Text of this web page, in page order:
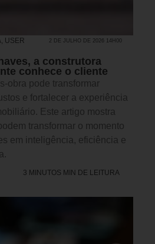
, USER
2 DE JULHO DE 2026 14H00
a construtora
conhece o cliente
obra pode transformar
e fortalecer a experiência
Este artigo mostra
transformar o momento
em inteligência, eficiência e
3 MINUTOS MIN DE LEITURA